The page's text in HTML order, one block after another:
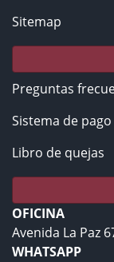
Sitemap
Preguntas
Sistema de pago
Libro de quejas
OFICINA
Avenida La Paz
WHATSAPP